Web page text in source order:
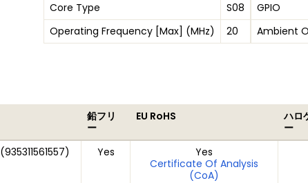
Core Type
S08
Operating Frequency [Max] (MHz)
20
GPIO
Ambient
鉛フリ
ー
EU RoHS
ハロ
ー
(935311561557) Yes
Yes
Certificate Of Analysis
(CoA)